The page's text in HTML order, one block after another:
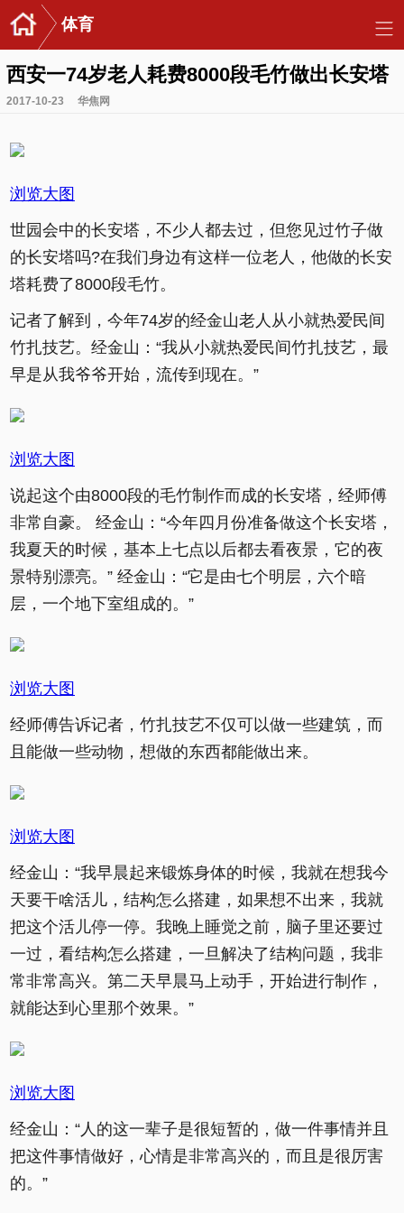
体育
西安一74岁老人耗费8000段毛竹做出长安塔
2017-10-23 华焦网
浏览大图
世园会中的长安塔，不少人都去过，但您见过竹子做
的长安塔吗?在我们身边有这样一位老人，他做的长安
塔耗费了8000段毛竹。
记者了解到，今年74岁的经金山老人从小就热爱民间
竹扎技艺。经金山：“我从小就热爱民间竹扎技艺，最
早是从我爷爷开始，流传到现在。”
浏览大图
说起这个由8000段的毛竹制作而成的长安塔，经师傅
非常自豪。 经金山：“今年四月份准备做这个长安塔，
我夏天的时候，基本上七点以后都去看夜景，它的夜
景特别漂亮。” 经金山：“它是由七个明层，六个暗
层，一个地下室组成的。”
浏览大图
经师傅告诉记者，竹扎技艺不仅可以做一些建筑，而
且能做一些动物，想做的东西都能做出来。
浏览大图
经金山：“我早晨起来锻炼身体的时候，我就在想我今
天要干啥活儿，结构怎么搭建，如果想不出来，我就
把这个活儿停一停。我晚上睡觉之前，脑子里还要过
一过，看结构怎么搭建，一旦解决了结构问题，我非
常非常高兴。第二天早晨马上动手，开始进行制作，
就能达到心里那个效果。”
浏览大图
经金山：“人的这一辈子是很短暂的，做一件事情并且
把这件事情做好，心情是非常高兴的，而且是很厉害
的。”